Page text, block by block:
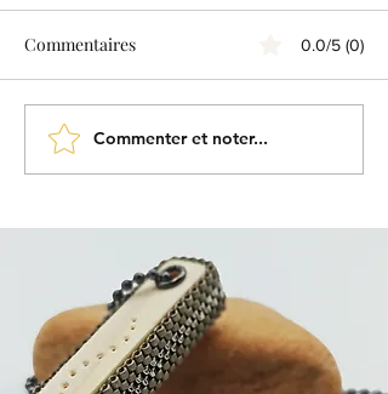
Emotions : dans la vie, on
est seul.
Commentaires 0.0/5 (0)
Commenter et noter...